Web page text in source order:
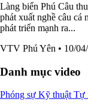
Làng biển Phú Câu
phát xuất nghề câu cá
phát triển mạnh ra...
VTV Phú Yên • 10/
Danh mục video
Phóng sự Kỹ thuật Tự